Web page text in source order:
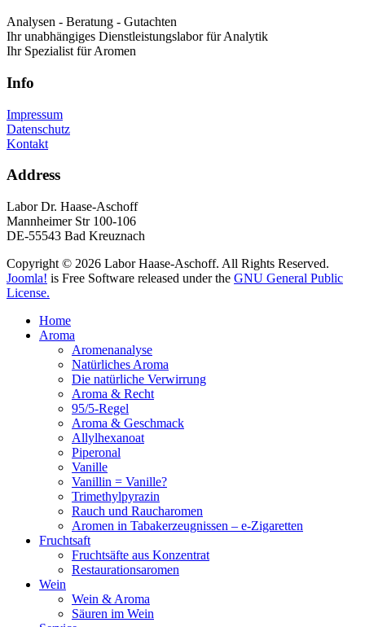
Analysen - Beratung - Gutachten
Ihr unabhängiges Dienstleistungslabor für Analytik
Ihr Spezialist für Aromen
Info
Impressum
Datenschutz
Kontakt
Address
Labor Dr. Haase-Aschoff
Mannheimer Str 100-106
DE-55543 Bad Kreuznach
Copyright © 2026 Labor Haase-Aschoff. All Rights Reserved.
Joomla! is Free Software released under the GNU General Public
License.
Home
Aroma
Aromenanalyse
Natürliches Aroma
Die natürliche Verwirrung
Aroma & Recht
95/5-Regel
Aroma & Geschmack
Allylhexanoat
Piperonal
Vanille
Vanillin = Vanille?
Trimethylpyrazin
Rauch und Raucharomen
Aromen in Tabakerzeugnissen – e-Zigaretten
Fruchtsaft
Fruchtsäfte aus Konzentrat
Restaurationsaromen
Wein
Wein & Aroma
Säuren im Wein